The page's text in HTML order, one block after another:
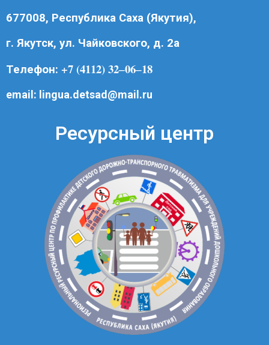
677008, Республика Саха (Якутия),
г. Якутск, ул. Чайковского, д. 2а
Телефон: +7 (4112) 32‒06‒18
email: lingua.detsad@mail.ru
Ресурсный центр